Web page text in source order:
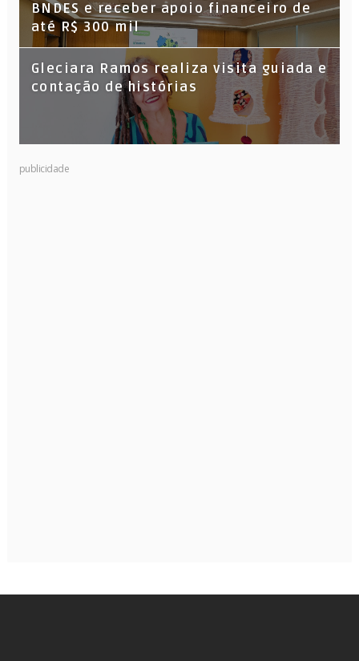
BNDES e receber apoio financeiro de
até R$ 300 mil
Gleciara Ramos realiza visita guiada e
contação de histórias
publicidade